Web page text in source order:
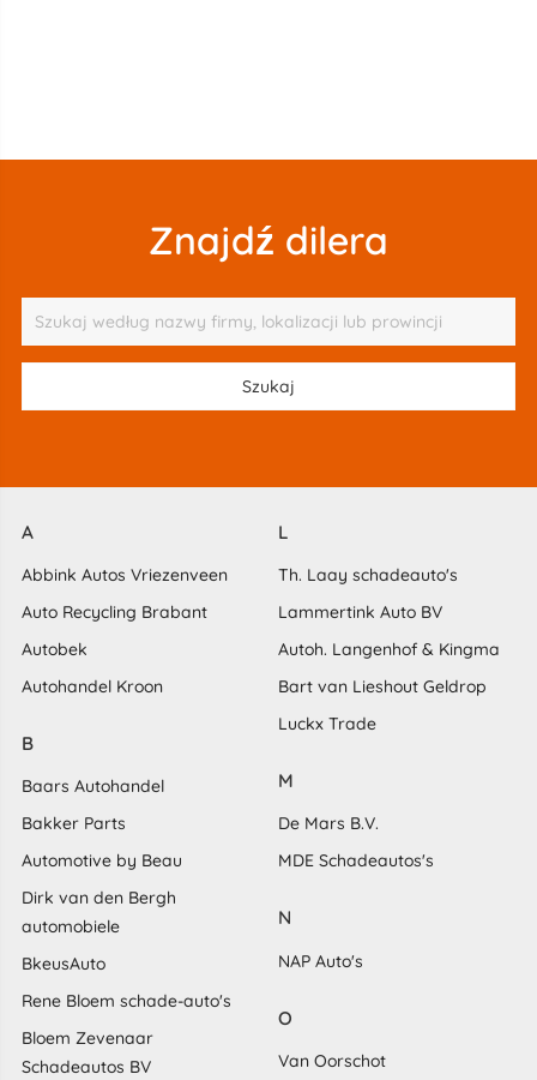
Znajdź dilera
A
Abbink Autos Vriezenveen
Auto Recycling Brabant
Autobek
Autohandel Kroon
B
Baars Autohandel
Bakker Parts
Automotive by Beau
Dirk van den Bergh
automobiele
BkeusAuto
Rene Bloem schade-auto's
Bloem Zevenaar
Schadeautos BV
L
Th. Laay schadeauto's
Lammertink Auto BV
Autoh. Langenhof & Kingma
Bart van Lieshout Geldrop
Luckx Trade
M
De Mars B.V.
MDE Schadeautos's
N
NAP Auto's
O
Van Oorschot